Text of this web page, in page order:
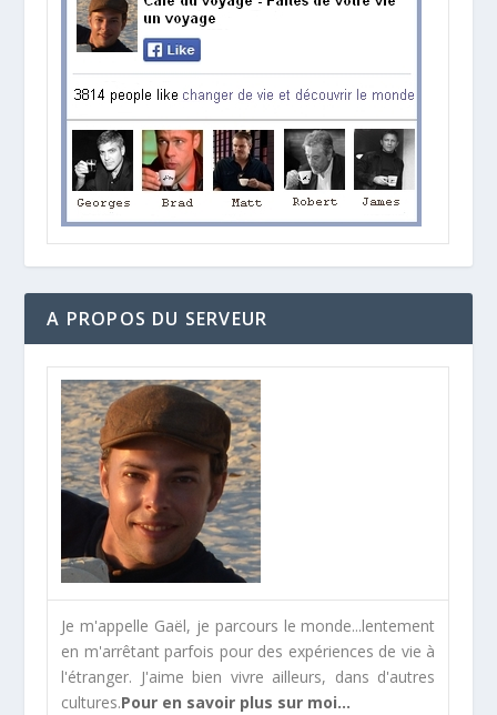
A PROPOS DU SERVEUR
Je m'appelle Gaël, je parcours le monde...lentement
en m'arrêtant parfois pour des expériences de vie à
l'étranger. J'aime bien vivre ailleurs, dans d'autres
cultures.Pour en savoir plus sur moi...